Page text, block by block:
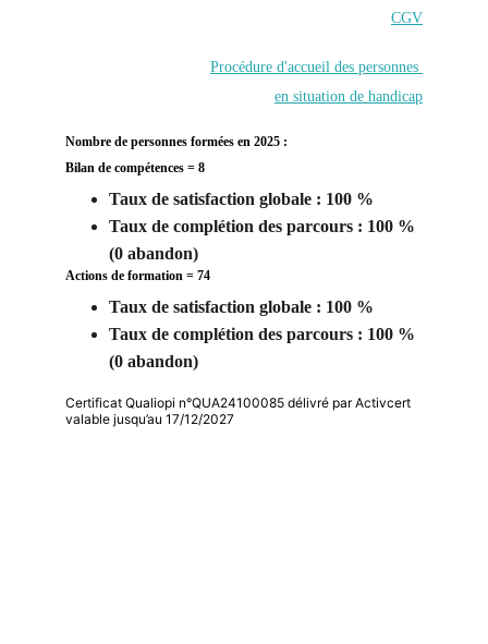
CGV
Procédure d'accueil des personnes
en situation de handicap
Nombre de personnes formées en 2025 :
Bilan de compétences = 8
Taux de satisfaction globale : 100 %
Taux de complétion des parcours : 100 %
(0 abandon)
Actions de formation = 74
Taux de satisfaction globale : 100 %
Taux de complétion des parcours : 100 %
(0 abandon)
Certificat Qualiopi n°QUA24100085 délivré par Activcert
valable jusqu’au 17/12/2027